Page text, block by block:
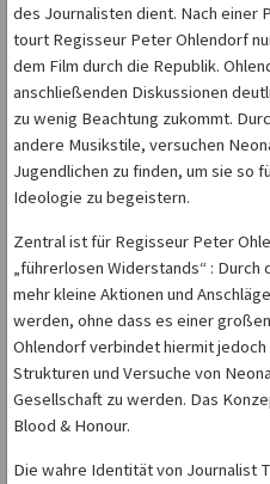
des Journalisten dient. Nach einer
tourt Regisseur Peter Ohlendorf
dem Film durch die Republik.
anschließenden Diskussionen
zu wenig Beachtung zukommt.
andere Musikstile, versuchen
Jugendlichen zu finden, um sie so
Ideologie zu begeistern.
Zentral ist für Regisseur Peter
„führerlosen Widerstands“ :
mehr kleine Aktionen und
werden, ohne dass es einer
Ohlendorf verbindet hiermit jedoch
Strukturen und Versuche von
Gesellschaft zu werden. Das
Blood & Honour.
Die wahre Identität von Journalist